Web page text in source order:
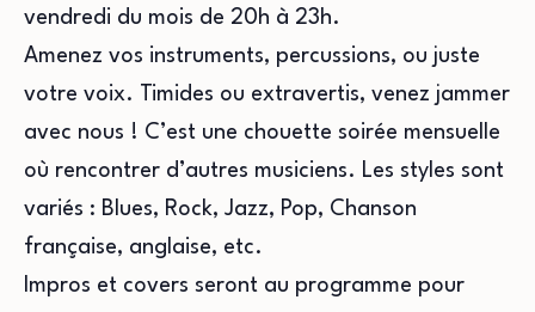
vendredi du mois de 20h à 23h.
Amenez vos instruments, percussions, ou juste
votre voix. Timides ou extravertis, venez jammer
avec nous ! C’est une chouette soirée mensuelle
où rencontrer d’autres musiciens. Les styles sont
variés : Blues, Rock, Jazz, Pop, Chanson
française, anglaise, etc.
Impros et covers seront au programme pour